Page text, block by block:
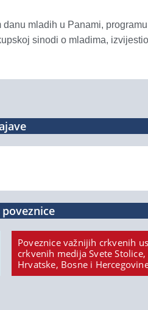
mladih u Panami,
sinodi o mladima,
Poveznice važnijih crkvenih
crkvenih medija Svete
Hrvatske, Bosne i